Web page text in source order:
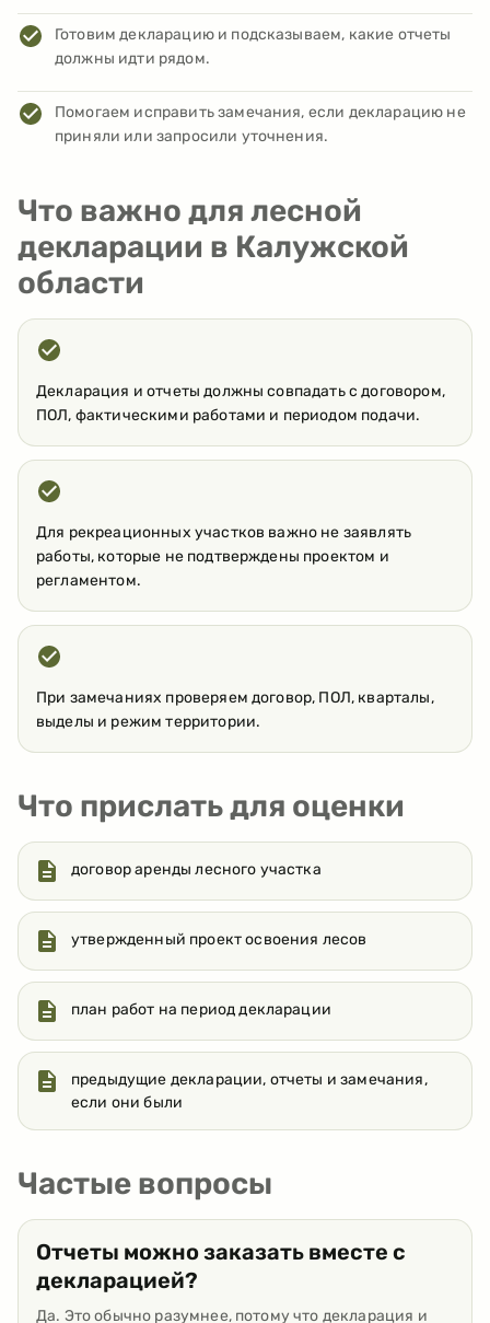
Готовим декларацию и подсказываем, какие отчеты
должны идти рядом.
Помогаем исправить замечания, если декларацию не
приняли или запросили уточнения.
Что важно для лесной
декларации в Калужской
области
Декларация и отчеты должны совпадать с договором,
ПОЛ, фактическими работами и периодом подачи.
Для рекреационных участков важно не заявлять
работы, которые не подтверждены проектом и
регламентом.
При замечаниях проверяем договор, ПОЛ, кварталы,
выделы и режим территории.
Что прислать для оценки
договор аренды лесного участка
утвержденный проект освоения лесов
план работ на период декларации
предыдущие декларации, отчеты и замечания,
если они были
Частые вопросы
Отчеты можно заказать вместе с
декларацией?
Да. Это обычно разумнее, потому что декларация и